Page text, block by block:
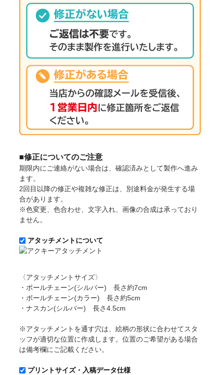
■修正についてのご注意
期限内にご連絡がない場合は、確認済みとして製作へ進み
ます。
2回目以降の修正や複雑な修正は、別途料金が発生する場
合があります。
※色変更、色合わせ、文字入れ、画像の合成は承っており
ません。
アタッチメントについて
〈アタッチメントサイズ〉
・ボールチェーン(シルバー) 長さ約7cm
・ボールチェーン(カラー) 長さ約5cm
・ナスカン(シルバー) 長さ4.5cm
※アタッチメントを通す穴は、絵柄の形状に合わせてスタ
ッフが適切な位置に作成します。位置のご希望がある場合
は備考欄にご記載ください。
プリントサイズ・入稿データ仕様